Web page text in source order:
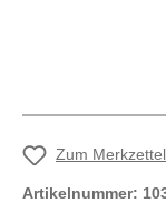
Zum
Artikelnummer: